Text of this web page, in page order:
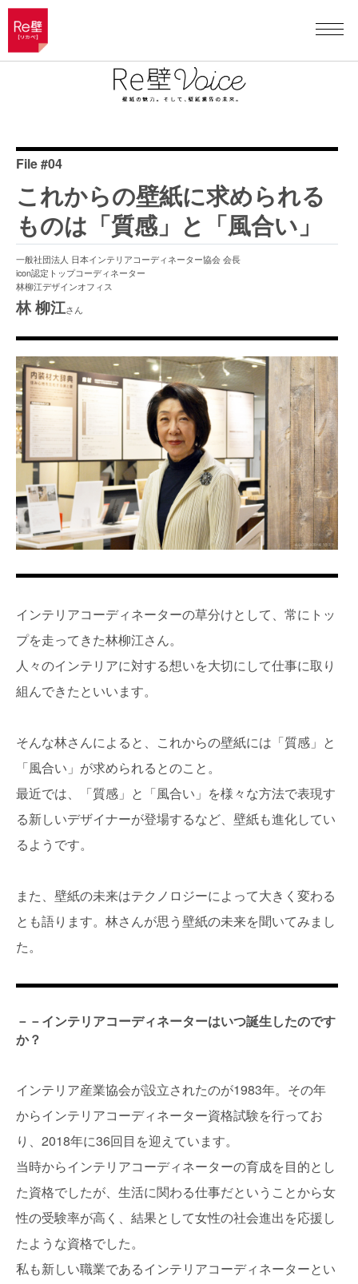
File #04
これからの壁紙に求められる
ものは「質感」と「風合い」
一般社団法人 日本インテリアコーディネーター協会 会長
icon認定トップコーディネーター
林柳江デザインオフィス
林 柳江さん
インテリアコーディネーターの草分けとして、常にトッ
プを走ってきた林柳江さん。
人々のインテリアに対する想いを大切にして仕事に取り
組んできたといいます。
そんな林さんによると、これからの壁紙には「質感」と
「風合い」が求められるとのこと。
最近では、「質感」と「風合い」を様々な方法で表現す
る新しいデザイナーが登場するなど、壁紙も進化してい
るようです。
また、壁紙の未来はテクノロジーによって大きく変わる
とも語ります。林さんが思う壁紙の未来を聞いてみまし
た。
－－インテリアコーディネーターはいつ誕生したのです
か？
インテリア産業協会が設立されたのが1983年。その年
からインテリアコーディネーター資格試験を行ってお
り、2018年に36回目を迎えています。
当時からインテリアコーディネーターの育成を目的とし
た資格でしたが、生活に関わる仕事だということから女
性の受験率が高く、結果として女性の社会進出を応援し
たような資格でした。
私も新しい職業であるインテリアコーディネーターとい